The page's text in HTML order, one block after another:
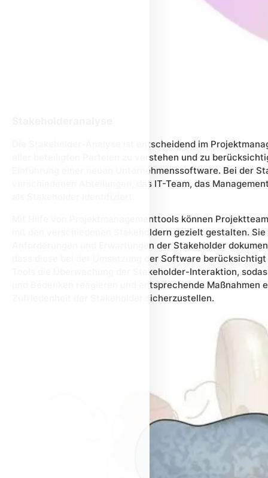
Die Stakeholder-Analyse ist entscheidend im
aller beteiligten Parteien zu verstehen und zu
Einführung einer neuen Unternehmenssoftware. Bei der
verschiedenen Abteilungen, das IT-Team, das
Mit Hilfe von Projektmanagementtools können
mit den verschiedenen Stakeholdern gezielt gestalten.
Anforderungen und Erwartungen der Stakeholder
dass diese bei der Umsetzung der Software
Tools die Überwachung der Stakeholder-Interaktion,
und Bedenken reagieren und entsprechende
Zufriedenheit der Stakeholder sicherzustellen.